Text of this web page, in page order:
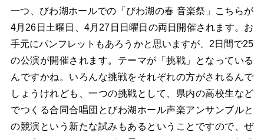
一つ、びわ湖ホールでの「びわ湖の春 音楽祭」こちらが
4月26日土曜日、4月27日日曜日の両日開催されます。お
手元にパンフレットもあろうかと思いますが、2日間で25
の公演が開催されます。テーマが「挑戦」となっている
んですかね。いろんな挑戦をそれぞれの方がされるんで
しょうけれども、一つの挑戦として、県内の高校生など
でつくる合同合唱団とびわ湖ホール声楽アンサンブルと
の競演という新たな試みもあるということですので、ぜ